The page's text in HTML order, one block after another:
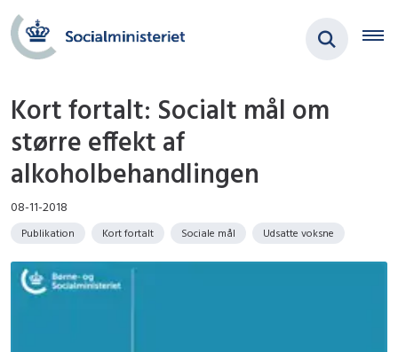
Kort fortalt: Socialt mål om
større effekt af
alkoholbehandlingen
08-11-2018
Publikation Kort fortalt Sociale mål Udsatte voksne